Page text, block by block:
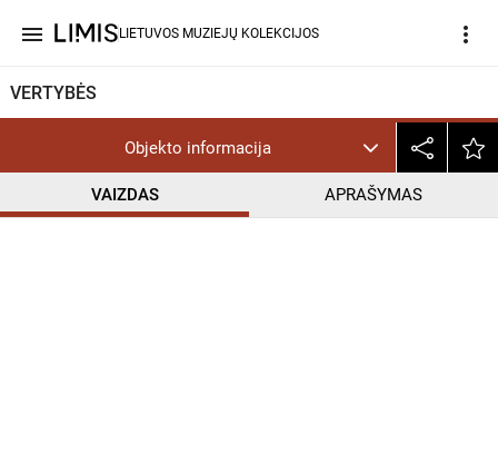
menu LIETUVOS MUZIEJŲ KOLEKCIJOS more_vert
VERTYBĖS
Objekto informacija
VAIZDAS APRAŠYMAS